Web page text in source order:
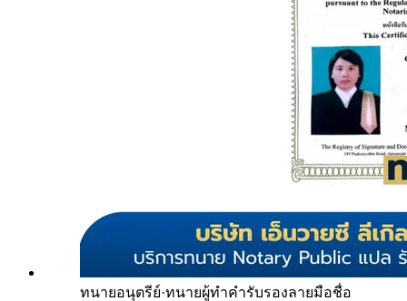
ทนายอนุตรีย์·ทนายผู้ทำคำรับรองลายมือชื่อ